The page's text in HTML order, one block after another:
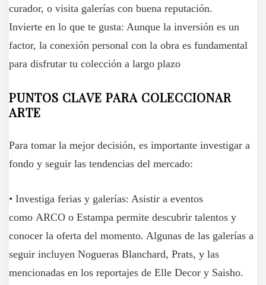
curador, o visita galerías con buena reputación.
Invierte en lo que te gusta: Aunque la inversión es un
factor, la conexión personal con la obra es fundamental
para disfrutar tu colección a largo plazo
PUNTOS CLAVE PARA COLECCIONAR
ARTE
Para tomar la mejor decisión, es importante investigar a
fondo y seguir las tendencias del mercado:
• Investiga ferias y galerías: Asistir a eventos
como ARCO o Estampa permite descubrir talentos y
conocer la oferta del momento. Algunas de las galerías a
seguir incluyen Nogueras Blanchard, Prats, y las
mencionadas en los reportajes de Elle Decor y Saisho.